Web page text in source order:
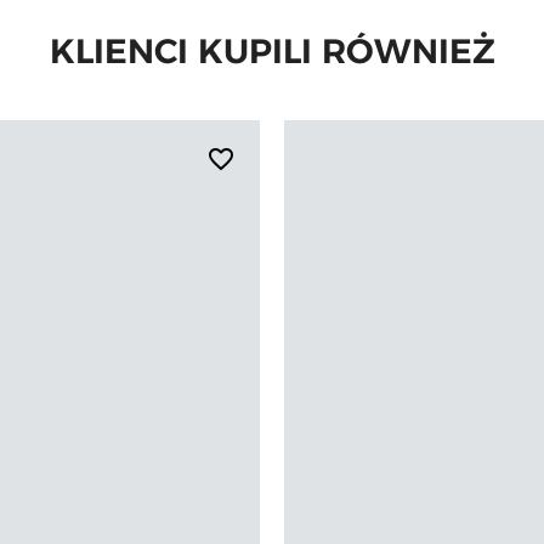
KLIENCI KUPILI RÓWNIEŻ
favorite_border